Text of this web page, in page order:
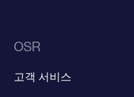
OSR
고객 서비스